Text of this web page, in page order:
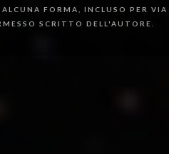
FORMA, INCLUSO PER VIA
SCRITTO DELL'AUTORE.